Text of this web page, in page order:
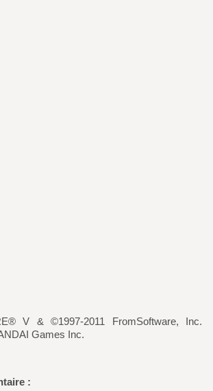
V & ©1997-2011 FromSoftware, Inc.
Games Inc.
: